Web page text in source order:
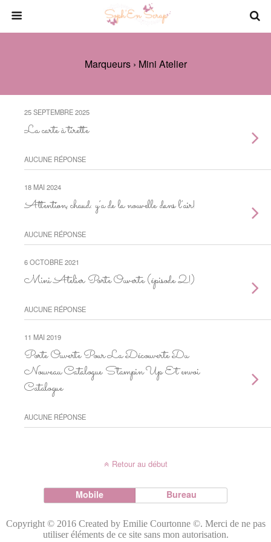
Marqueurs › Mini Atelier
25 SEPTEMBRE 2025
La carte à tirette
AUCUNE RÉPONSE
18 MAI 2024
Attention, chaud: y’a de la nouvelle dans l’air!
AUCUNE RÉPONSE
6 OCTOBRE 2021
Mini Atelier Porte Ouverte (épisode 2!)
AUCUNE RÉPONSE
11 MAI 2019
Porte Ouverte Pour La Découverte Du
Nouveau Catalogue Stampin Up Et envoi
Catalogue
AUCUNE RÉPONSE
Retour au début
Mobile Bureau
Copyright © 2016 Created by Emilie Courtonne ©. Merci de ne pas
utiliser éléments de ce site sans mon autorisation.